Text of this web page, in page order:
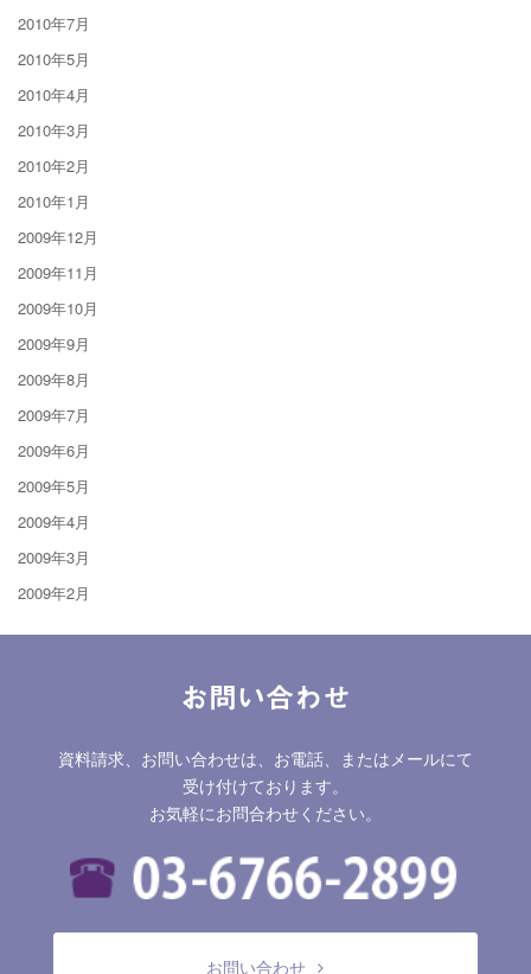
2010年7月
2010年5月
2010年4月
2010年3月
2010年2月
2010年1月
2009年12月
2009年11月
2009年10月
2009年9月
2009年8月
2009年7月
2009年6月
2009年5月
2009年4月
2009年3月
2009年2月
お問い合わせ
資料請求、お問い合わせは、お電話、またはメールにて
受け付けております。
お気軽にお問合わせください。
お問い合わせ